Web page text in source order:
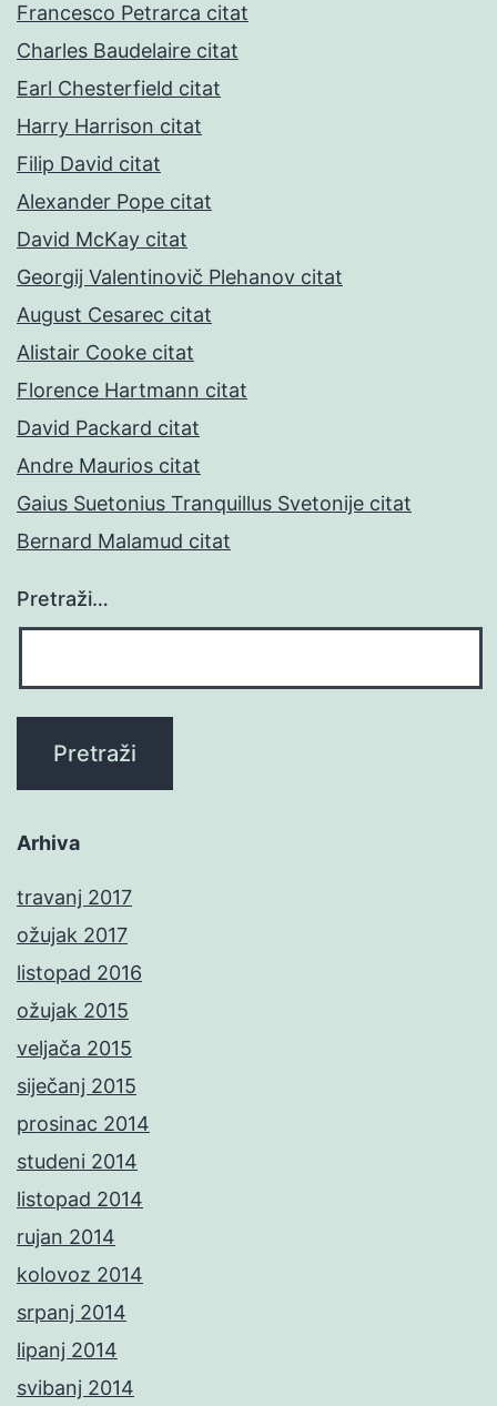
Francesco Petrarca citat
Charles Baudelaire citat
Earl Chesterfield citat
Harry Harrison citat
Filip David citat
Alexander Pope citat
David McKay citat
Georgij Valentinovič Plehanov citat
August Cesarec citat
Alistair Cooke citat
Florence Hartmann citat
David Packard citat
Andre Maurios citat
Gaius Suetonius Tranquillus Svetonije citat
Bernard Malamud citat
Pretraži…
Arhiva
travanj 2017
ožujak 2017
listopad 2016
ožujak 2015
veljača 2015
siječanj 2015
prosinac 2014
studeni 2014
listopad 2014
rujan 2014
kolovoz 2014
srpanj 2014
lipanj 2014
svibanj 2014